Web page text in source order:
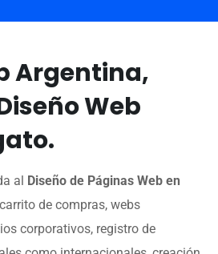
Argentina,
Web
al
Diseño de Páginas Web en
de compras, webs
corporativos, registro de